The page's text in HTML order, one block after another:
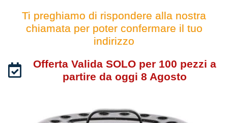
Ti preghiamo di rispondere alla nostra
chiamata per poter confermare il tuo
indirizzo
Offerta Valida SOLO per 100 pezzi a
partire da oggi 8 Agosto